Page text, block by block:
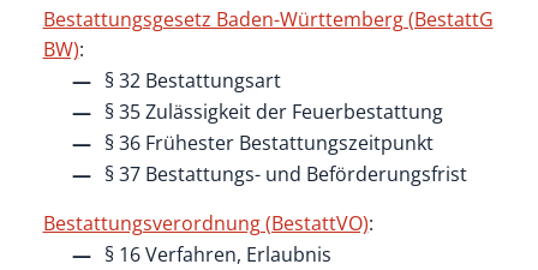
Bestattungsgesetz Baden-Württemberg (BestattG
BW):
§ 32 Bestattungsart
§ 35 Zulässigkeit der Feuerbestattung
§ 36 Frühester Bestattungszeitpunkt
§ 37 Bestattungs- und Beförderungsfrist
Bestattungsverordnung (BestattVO):
§ 16 Verfahren, Erlaubnis